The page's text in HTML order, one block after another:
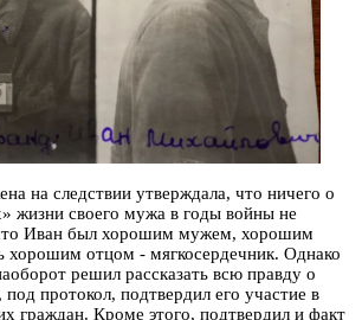
на следствии утверждала, что ничего о
жизни своего мужа в годы войны не
Иван был хорошим мужем, хорошим
хорошим отцом - мягкосердечник. Однако
решил рассказать всю правду о
протокол, подтвердил его участие в
граждан. Кроме этого, подтвердил и факт